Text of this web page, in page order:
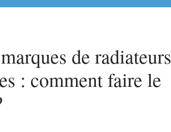
de radiateurs
: comment faire le